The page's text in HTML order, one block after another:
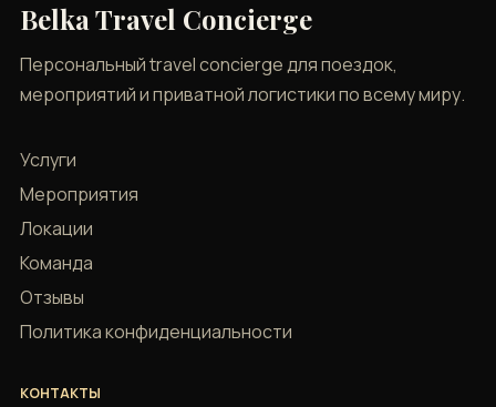
Belka Travel Concierge
Персональный travel concierge для поездок,
мероприятий и приватной логистики по всему миру.
Услуги
Мероприятия
Локации
Команда
Отзывы
Политика конфиденциальности
КОНТАКТЫ